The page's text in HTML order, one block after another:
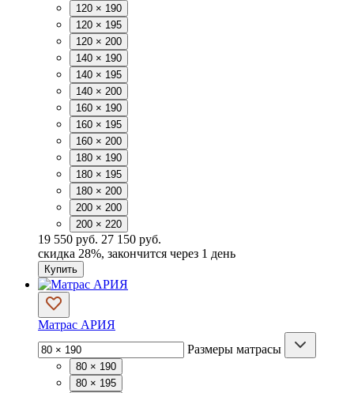
120 × 190
120 × 195
120 × 200
140 × 190
140 × 195
140 × 200
160 × 190
160 × 195
160 × 200
180 × 190
180 × 195
180 × 200
200 × 200
200 × 220
19 550 руб. 27 150 руб.
скидка 28%, закончится через 1 день
Купить
Матрас АРИЯ
Размеры матрасы
80 × 190
80 × 195